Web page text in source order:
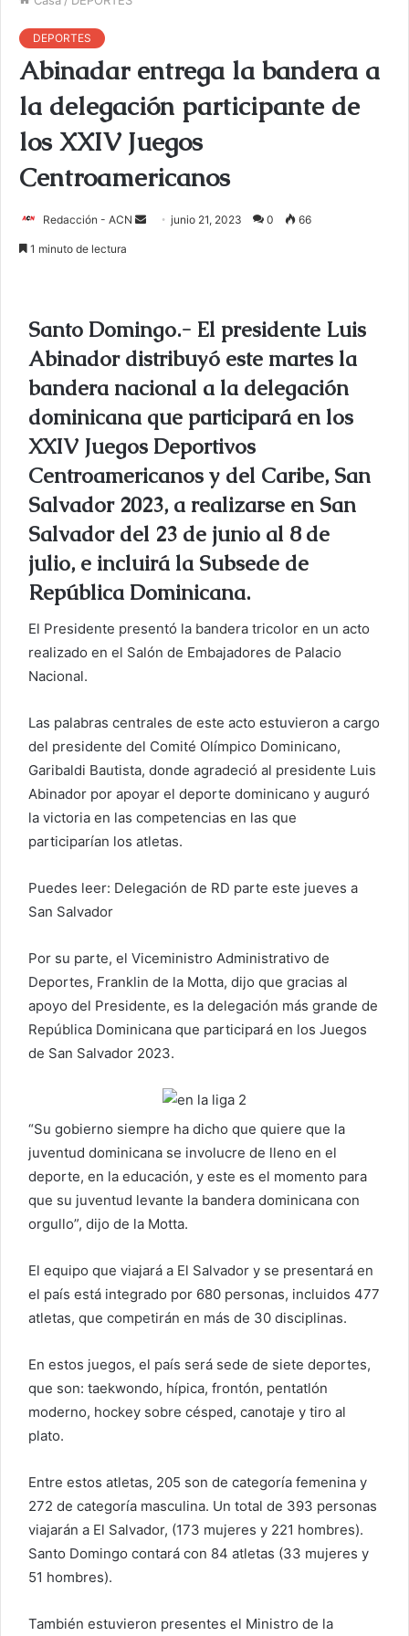
DEPORTES
Abinadar entrega la bandera a
la delegación participante de
los XXIV Juegos
Centroamericanos
Redacción - ACN
r
c
o
e
o
e
e
c
r
ó
c
o
junio 21, 2023 0 66
1 minuto de lectura
Santo Domingo.- El presidente Luis
Abinador distribuyó este martes la
bandera nacional a la delegación
dominicana que participará en los
XXIV Juegos Deportivos
Centroamericanos y del Caribe, San
Salvador 2023, a realizarse en San
Salvador del 23 de junio al 8 de
julio, e incluirá la Subsede de
República Dominicana.
El Presidente presentó la bandera tricolor en un acto
realizado en el Salón de Embajadores de Palacio
Nacional.
Las palabras centrales de este acto estuvieron a cargo
del presidente del Comité Olímpico Dominicano,
Garibaldi Bautista, donde agradeció al presidente Luis
Abinador por apoyar el deporte dominicano y auguró
la victoria en las competencias en las que
participarían los atletas.
Puedes leer: Delegación de RD parte este jueves a
San Salvador
Por su parte, el Viceministro Administrativo de
Deportes, Franklin de la Motta, dijo que gracias al
apoyo del Presidente, es la delegación más grande de
República Dominicana que participará en los Juegos
de San Salvador 2023.
“Su gobierno siempre ha dicho que quiere que la
juventud dominicana se involucre de lleno en el
deporte, en la educación, y este es el momento para
que su juventud levante la bandera dominicana con
orgullo”, dijo de la Motta.
El equipo que viajará a El Salvador y se presentará en
el país está integrado por 680 personas, incluidos 477
atletas, que competirán en más de 30 disciplinas.
En estos juegos, el país será sede de siete deportes,
que son: taekwondo, hípica, frontón, pentatlón
moderno, hockey sobre césped, canotaje y tiro al
plato.
Entre estos atletas, 205 son de categoría femenina y
272 de categoría masculina. Un total de 393 personas
viajarán a El Salvador, (173 mujeres y 221 hombres).
Santo Domingo contará con 84 atletas (33 mujeres y
51 hombres).
También estuvieron presentes el Ministro de la